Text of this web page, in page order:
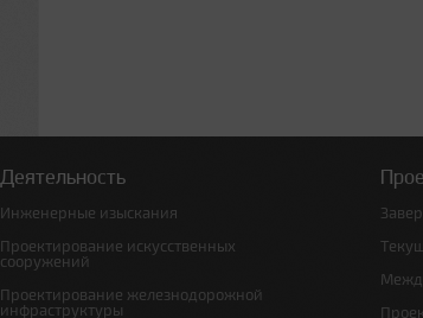
Деятельность
Инженерные изыскания
Проектирование искусственных
сооружений
Проектирование железнодорожной
инфраструктуры